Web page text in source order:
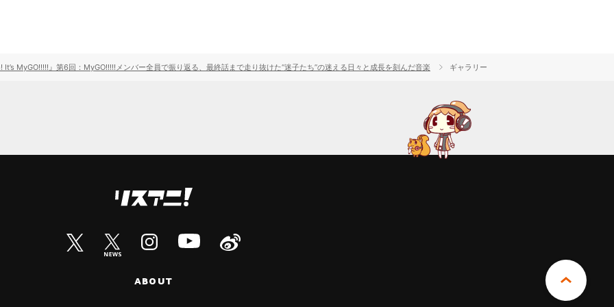
It’s MyGO!!!!!』第6回：MyGO!!!!!メンバー全員で振り返る、最終話まで走り抜けた“迷子たち”の迷える日々と成長を刻んだ音楽 ギャラリー
ABOUT